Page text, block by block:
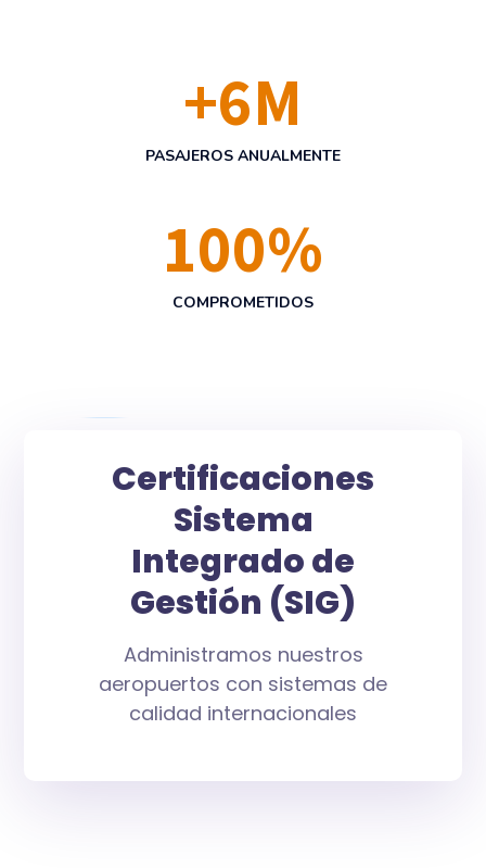
+6M
PASAJEROS ANUALMENTE
100%
COMPROMETIDOS
Certificaciones
Sistema
Integrado de
Gestión (SIG)
Administramos nuestros
aeropuertos con sistemas de
calidad internacionales